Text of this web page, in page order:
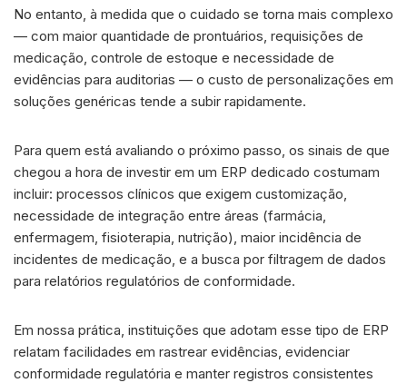
No entanto, à medida que o cuidado se torna mais complexo
— com maior quantidade de prontuários, requisições de
medicação, controle de estoque e necessidade de
evidências para auditorias — o custo de personalizações em
soluções genéricas tende a subir rapidamente.
Para quem está avaliando o próximo passo, os sinais de que
chegou a hora de investir em um ERP dedicado costumam
incluir: processos clínicos que exigem customização,
necessidade de integração entre áreas (farmácia,
enfermagem, fisioterapia, nutrição), maior incidência de
incidentes de medicação, e a busca por filtragem de dados
para relatórios regulatórios de conformidade.
Em nossa prática, instituições que adotam esse tipo de ERP
relatam facilidades em rastrear evidências, evidenciar
conformidade regulatória e manter registros consistentes